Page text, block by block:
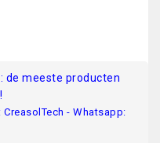
de meeste producten
- Whatsapp: